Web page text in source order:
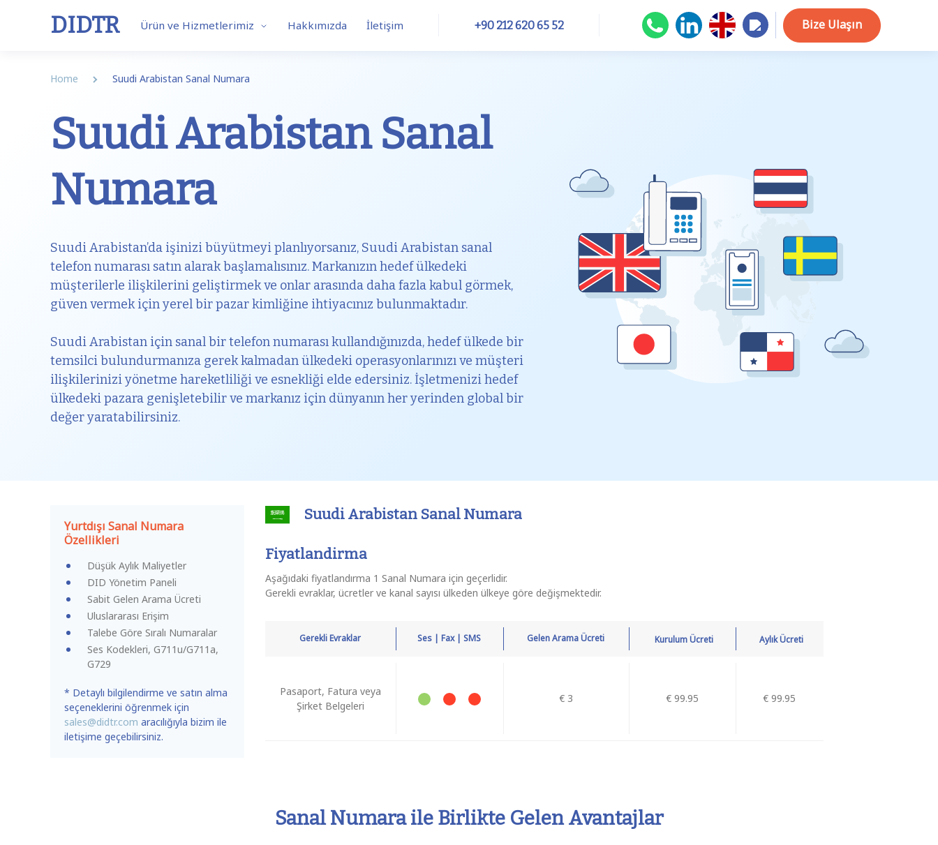
DIDTR Ürün ve Hizmetlerimiz Hakkımızda İletişim +90 212 620 65 52 Bize Ulaşın
Business VoIP SIP Trunk Numbers
Home Suudi Arabistan Sanal Numara
Suudi Arabistan Sanal
Numara
Suudi Arabistan’da işinizi büyütmeyi planlıyorsanız, Suudi Arabistan sanal
telefon numarası satın alarak başlamalısınız. Markanızın hedef ülkedeki
müşterilerle ilişkilerini geliştirmek ve onlar arasında daha fazla kabul görmek,
güven vermek için yerel bir pazar kimliğine ihtiyacınız bulunmaktadır.
Suudi Arabistan için sanal bir telefon numarası kullandığınızda, hedef ülkede bir
temsilci bulundurmanıza gerek kalmadan ülkedeki operasyonlarınızı ve müşteri
ilişkilerinizi yönetme hareketliliği ve esnekliği elde edersiniz. İşletmenizi hedef
ülkedeki pazara genişletebilir ve markanız için dünyanın her yerinden global bir
değer yaratabilirsiniz.
Yurtdışı Sanal Numara
Özellikleri
Düşük Aylık Maliyetler
DID Yönetim Paneli
Sabit Gelen Arama Ücreti
Uluslararası Erişim
Talebe Göre Sıralı Numaralar
Ses Kodekleri, G711u/G711a,
G729
* Detaylı bilgilendirme ve satın alma
seçeneklerini öğrenmek için
sales@didtr.com aracılığıyla bizim ile
iletişime geçebilirsiniz.
Suudi Arabistan Sanal Numara
Fiyatlandirma
Aşağıdaki fiyatlandırma 1 Sanal Numara için geçerlidir.
Gerekli evraklar, ücretler ve kanal sayısı ülkeden ülkeye göre değişmektedir.
Gerekli Evraklar Ses | Fax | SMS Gelen Arama Ücreti Kurulum Ücreti Aylık Ücreti
Pasaport, Fatura veya
Şirket Belgeleri
€ 3 € 99.95 € 99.95
Sanal Numara ile Birlikte Gelen Avantajlar